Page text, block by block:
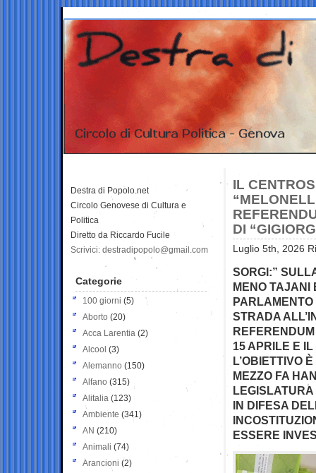
IL
DI
Luglio 5th, 2026
SORGI:”
MENO TAJANI
PARLAMENTO
STRADA
15 APRILE E
L’OBIETTIVO
MEZZO FA
IN DIFESA
ESSERE
Destra di Popolo.net
Circolo Genovese di Cultura e
Politica
Diretto da Riccardo Fucile
Scrivici: destradipopolo@gmail.com
Categorie
100 giorni (5)
Aborto (20)
Acca Larentia (2)
Alcool (3)
Alemanno (150)
Alfano (315)
Alitalia (123)
Ambiente (341)
AN (210)
Animali (74)
Arancioni (2)